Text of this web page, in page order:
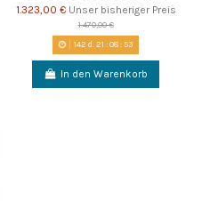
1.323,00 € Unser bisheriger Preis
1.470,00 €
142 d. 21 :08:52
In den Warenkorb